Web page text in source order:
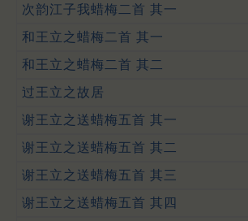
次韵江子我蜡梅二首 其一
和王立之蜡梅二首 其一
和王立之蜡梅二首 其二
过王立之故居
谢王立之送蜡梅五首 其一
谢王立之送蜡梅五首 其二
谢王立之送蜡梅五首 其三
谢王立之送蜡梅五首 其四